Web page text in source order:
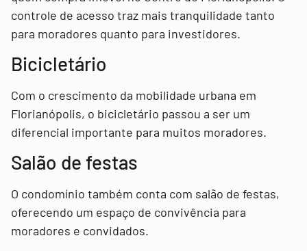
controle de acesso traz mais tranquilidade tanto
para moradores quanto para investidores.
Bicicletário
Com o crescimento da mobilidade urbana em
Florianópolis, o bicicletário passou a ser um
diferencial importante para muitos moradores.
Salão de festas
O condomínio também conta com salão de festas,
oferecendo um espaço de convivência para
moradores e convidados.